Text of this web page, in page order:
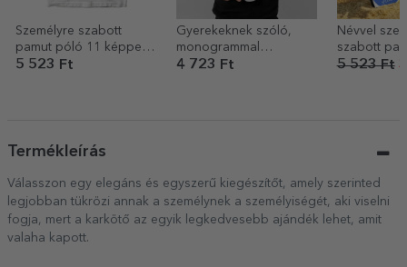
Személyre szabott
pamut póló 11 képpel
és üzenettel – 60 éves
5 523 Ft
Gyerekeknek szóló,
monogrammal
személyre szabott
4 723 Ft
Névvel
szabott
Summer
5 523 Ft3
Termékleírás
Válasszon egy elegáns és egyszerű kiegészítőt, amely szerinted
legjobban tükrözi annak a személynek a személyiségét, aki viselni
fogja, mert a karkötő az egyik legkedvesebb ajándék lehet, amit
valaha kapott.